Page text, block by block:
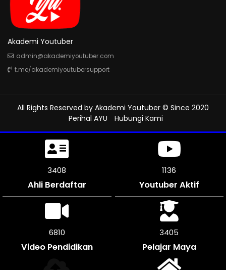
Akademi Youtuber
admin@akademiyoutuber.com
t.me/akademiyoutubersupport
All Rights Reserved by Akademi Youtuber © Since 2020
Perihal AYU
Hubungi Kami
3888
Ahli Berdaftar
1296
Youtuber Aktif
7776
Video Pendidikan
3885
Pelajar Maya